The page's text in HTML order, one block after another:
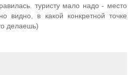
туристу мало надо - место
видно, в какой конкретной точке
делаешь)